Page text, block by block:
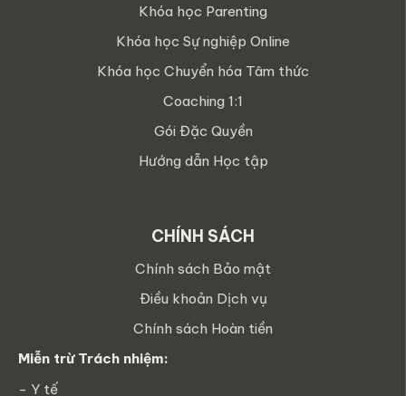
Khóa học Parenting
Khóa học Sự nghiệp Online
Khóa học Chuyển hóa Tâm thức
Coaching 1:1
Gói Đặc Quyền
Hướng dẫn Học tập
CHÍNH SÁCH
Chính sách Bảo mật
Điều khoản Dịch vụ
Chính sách Hoàn tiền
Miễn trừ Trách nhiệm:
- Y tế